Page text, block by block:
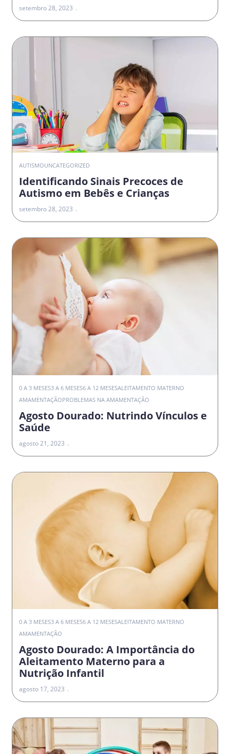
setembro 28, 2023
AUTISMOUNCATEGORIZED
Identificando Sinais Precoces de
Autismo em Bebês e Crianças
setembro 28, 2023
0 A 3 MESES3 A 6 MESES6 A 12 MESESALEITAMENTO MATERNO
AMAMENTAÇÃOPROBLEMAS NA AMAMENTAÇÃO
Agosto Dourado: Nutrindo Vínculos e
Saúde
agosto 21, 2023
0 A 3 MESES3 A 6 MESES6 A 12 MESESALEITAMENTO MATERNO
AMAMENTAÇÃO
Agosto Dourado: A Importância do
Aleitamento Materno para a
Nutrição Infantil
agosto 17, 2023